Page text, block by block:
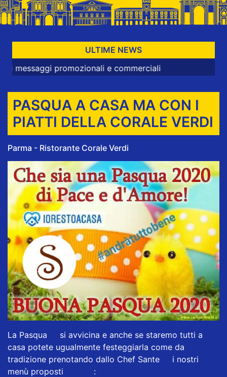
ULTIME NEWS
promozionali e commerciali
PASQUA A CASA MA CON I
PIATTI DELLA CORALE VERDI
Parma - Ristorante Corale Verdi
La Pasqua
si avvicina e anche se staremo tutti a
casa potete ugualmente festeggiarla come da
tradizione prenotando dallo Chef Sante
i nostri
menù proposti
: